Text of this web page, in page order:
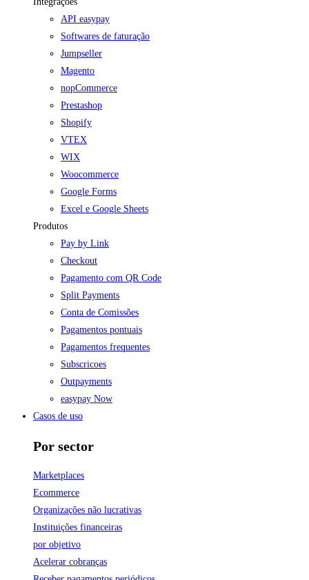
API easypay
Softwares de faturação
Jumpseller
Magento
nopCommerce
Prestashop
Shopify
VTEX
WIX
Woocommerce
Google Forms
Excel e Google Sheets
Produtos
Pay by Link
Checkout
Pagamento com QR Code
Split Payments
Conta de Comissões
Pagamentos pontuais
Pagamentos frequentes
Subscricoes
Outpayments
easypay Now
Casos de uso
Por sector
Marketplaces
Ecommerce
Organizações não lucrativas
Instituições financeiras
por objetivo
Acelerar cobranças